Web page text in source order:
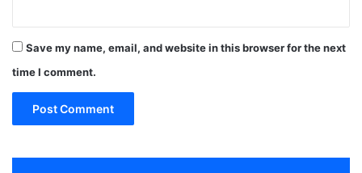
Save my name, email, and website in this browser for the next
time I comment.